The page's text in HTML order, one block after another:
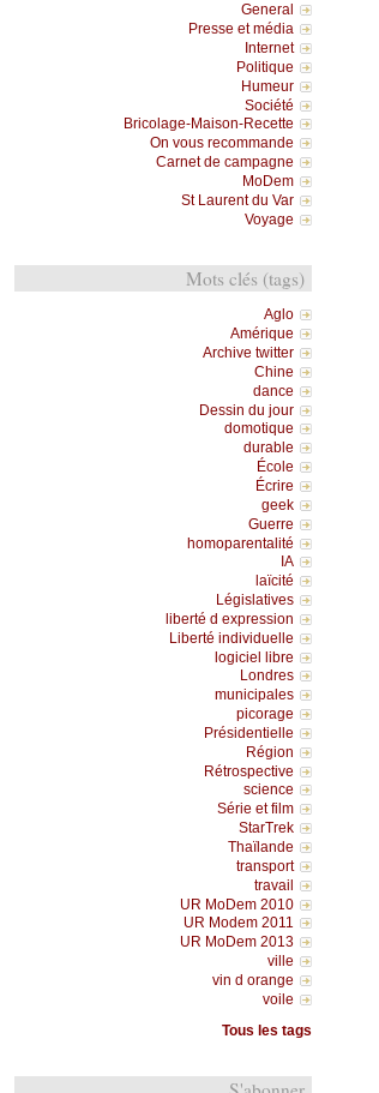
General
Presse et média
Internet
Politique
Humeur
Société
Bricolage-Maison-Recette
On vous recommande
Carnet de campagne
MoDem
St Laurent du Var
Voyage
Mots clés (tags)
Aglo
Amérique
Archive twitter
Chine
dance
Dessin du jour
domotique
durable
École
Écrire
geek
Guerre
homoparentalité
IA
laïcité
Législatives
liberté d expression
Liberté individuelle
logiciel libre
Londres
municipales
picorage
Présidentielle
Région
Rétrospective
science
Série et film
StarTrek
Thaïlande
transport
travail
UR MoDem 2010
UR Modem 2011
UR MoDem 2013
ville
vin d orange
voile
Tous les tags